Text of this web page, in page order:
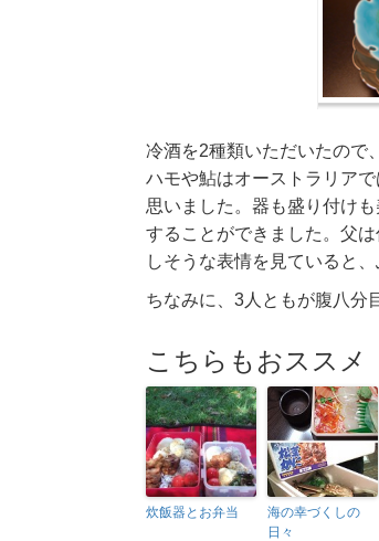
冷酒を2種類いただいたので
ハモや鮎はオーストラリア
思いました。器も盛り付け
することができました。父
しそうな表情を見ていると
ちなみに、3人ともが腹八分
こちらもおススメ
炊飯器とお弁当
海の幸づくしの
日々